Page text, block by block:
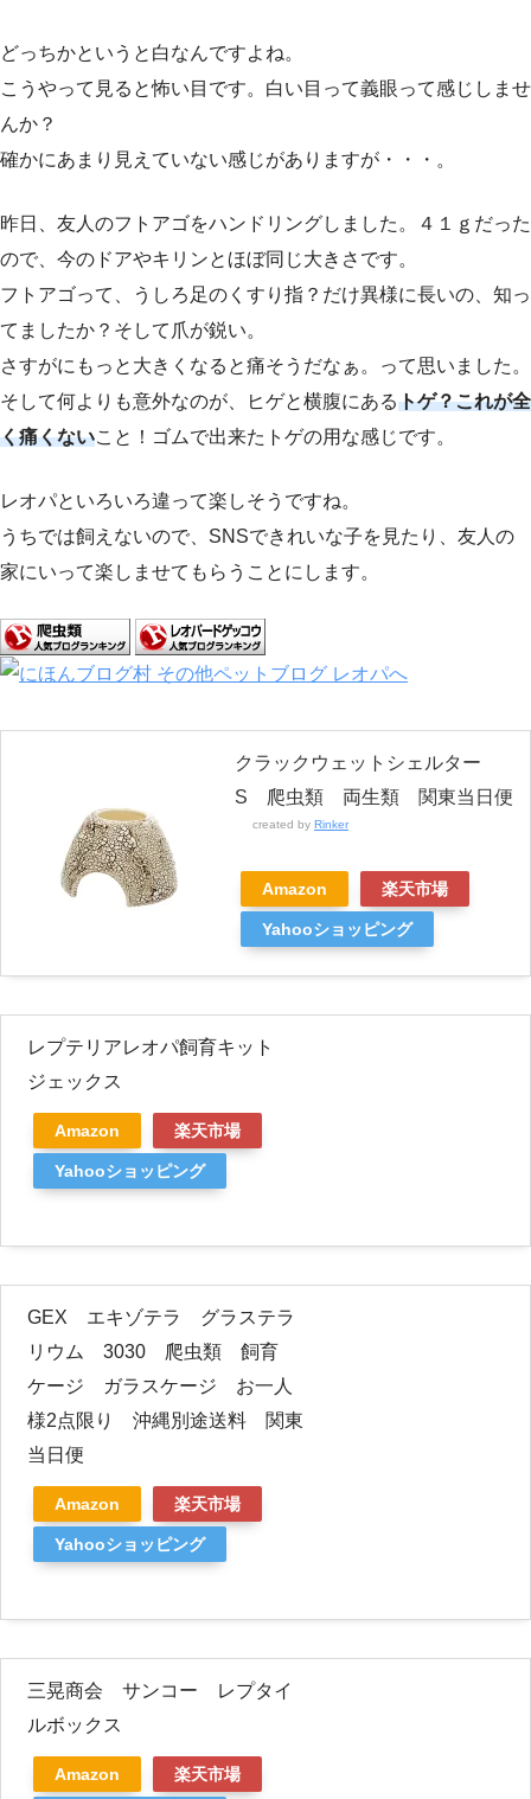
どっちかというと白なんですよね。
こうやって見ると怖い目です。白い目って義眼って感じしませ
んか？
確かにあまり見えていない感じがありますが・・・。
昨日、友人のフトアゴをハンドリングしました。４１ｇだった
ので、今のドアやキリンとほぼ同じ大きさです。
フトアゴって、うしろ足のくすり指？だけ異様に長いの、知っ
てましたか？そして爪が鋭い。
さすがにもっと大きくなると痛そうだなぁ。って思いました。
そして何よりも意外なのが、ヒゲと横腹にあるトゲ？これが全
く痛くないこと！ゴムで出来たトゲの用な感じです。
レオパといろいろ違って楽しそうですね。
うちでは飼えないので、SNSできれいな子を見たり、友人の
家にいって楽しませてもらうことにします。
クラックウェットシェルター
S 爬虫類 両生類 関東当日便
created by Rinker
Amazon 楽天市場
Yahooショッピング
レプテリアレオパ飼育キット
ジェックス
Amazon 楽天市場
Yahooショッピング
GEX エキゾテラ グラステラ
リウム 3030 爬虫類 飼育
ケージ ガラスケージ お一人
様2点限り 沖縄別途送料 関東
当日便
Amazon 楽天市場
Yahooショッピング
三晃商会 サンコー レプタイ
ルボックス
Amazon 楽天市場